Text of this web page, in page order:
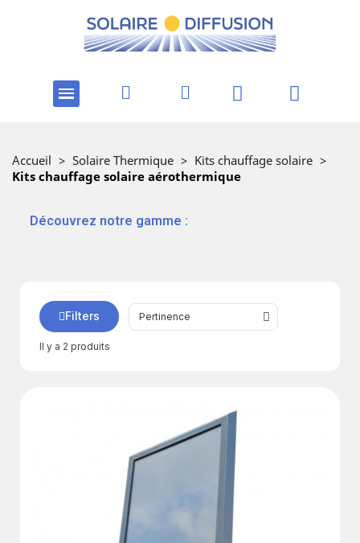
Accueil > Solaire Thermique > Kits chauffage solaire >
Kits chauffage solaire aérothermique
‎ ‎ ‎‎ ‎Découvrez notre gamme :
Il y a 2 produits
Filters